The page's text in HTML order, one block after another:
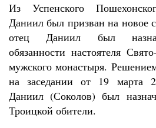
Из Успенского
Даниил был призван на новое
отец Даниил был
обязанности настоятеля
мужского монастыря.
на заседании от 19 марта
Даниил (Соколов) был
Троицкой обители.